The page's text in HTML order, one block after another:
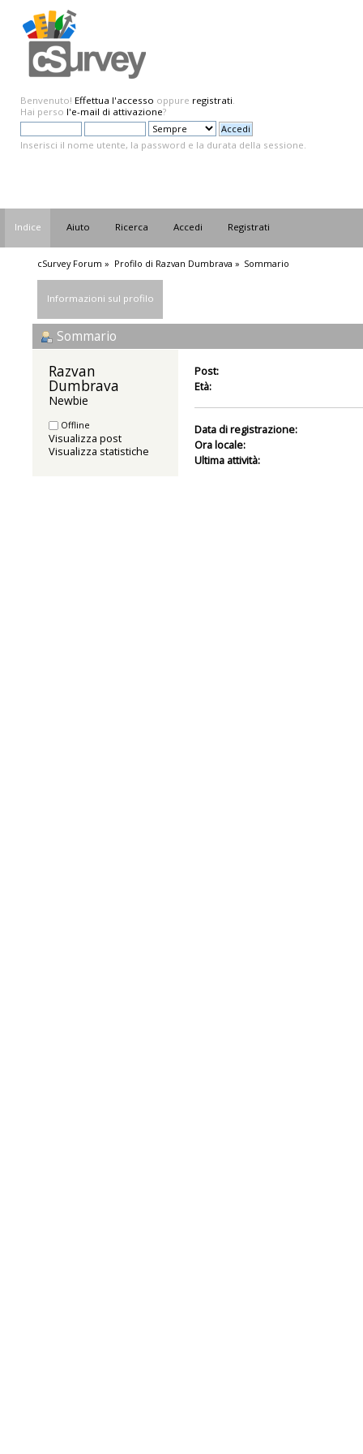
Benvenuto! Effettua l'accesso oppure registrati.
Hai perso l'e-mail di attivazione?
Inserisci il nome utente, la password e la durata della sessione.
Indice Aiuto Ricerca Accedi Registrati
cSurvey Forum » Profilo di Razvan Dumbrava » Sommario
Informazioni sul profilo
Sommario
Razvan
Dumbrava
Newbie
Offline
Visualizza post
Visualizza statistiche
Post:
Età:
Data di registrazione:
Ora locale:
Ultima attività: